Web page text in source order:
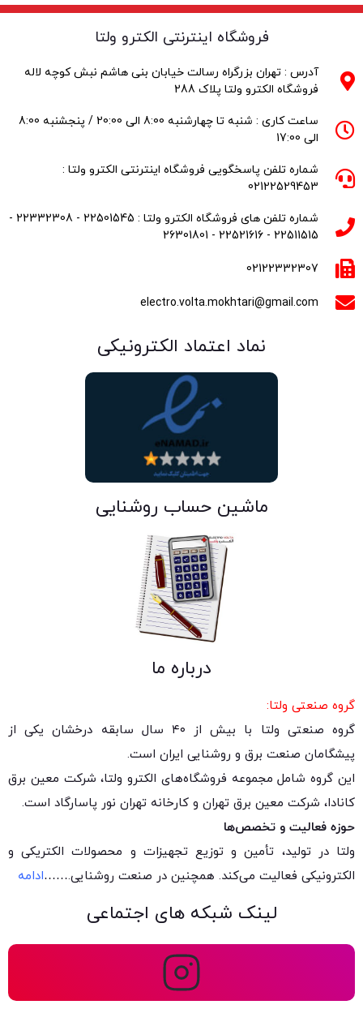
فروشگاه اینترنتی الکترو ولتا
آدرس : تهران بزرگراه رسالت خیابان بنی هاشم نبش کوچه لاله
فروشگاه الکترو ولتا پلاک 288
ساعت کاری : شنبه تا چهارشنبه 8:00 الی 20:00 / پنجشنبه 8:00
الی 17:00
شماره تلفن پاسخگویی فروشگاه اینترنتی الکترو ولتا :
02122529453
شماره تلفن های فروشگاه الکترو ولتا : 22501545 - 22332308 -
22511515 - 22521616 - 26301801
02122332307
electro.volta.mokhtari@gmail.com
نماد اعتماد الکترونیکی
ماشین حساب روشنایی
درباره ما
گروه صنعتی ولتا:
گروه صنعتی ولتا با بیش از ۴۰ سال سابقه درخشان یکی از
پیشگامان صنعت برق و روشنایی ایران است.
این گروه شامل مجموعه فروشگاه‌های الکترو ولتا، شرکت معین برق
کانادا، شرکت معین برق تهران و کارخانه تهران نور پاسارگاد است.
حوزه فعالیت و تخصص‌ها
ولتا در تولید، تأمین و توزیع تجهیزات و محصولات الکتریکی و
الکترونیکی فعالیت می‌کند. همچنین در صنعت روشنایی.……ادامه
لینک شبکه های اجتماعی